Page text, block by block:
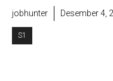
jobhunter Desember 4,
S1